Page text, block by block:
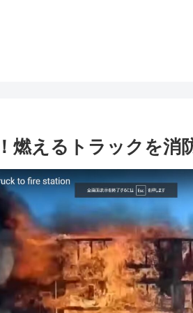
燃えるトラックを消